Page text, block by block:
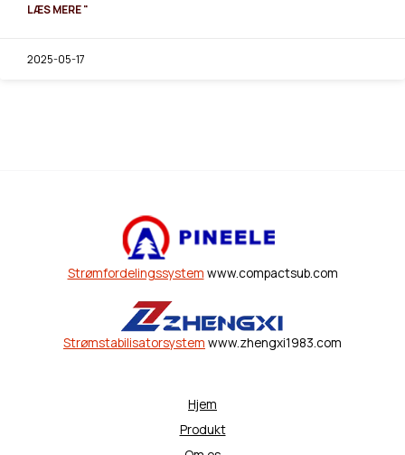
LÆS MERE "
2025-05-17
Strømfordelingssystem www.compactsub.com
Strømstabilisatorsystem www.zhengxi1983.com
Hjem
Produkt